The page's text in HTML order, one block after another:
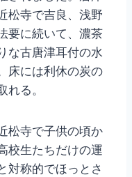
松寺で吉良、浅野
要に続いて、濃茶
な古唐津耳付の水
床には利休の炭の
る。
松寺で子供の頃か
校生たちだけの運
対称的でほっとさ